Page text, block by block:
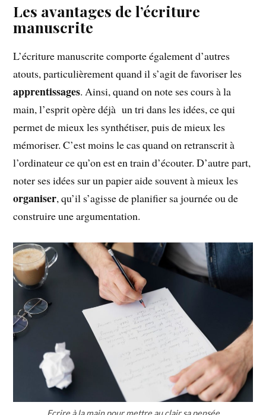
Les avantages de l’écriture
manuscrite
L’écriture manuscrite comporte également d’autres
atouts, particulièrement quand il s’agit de favoriser les
apprentissages. Ainsi, quand on note ses cours à la
main, l’esprit opère déjà un tri dans les idées, ce qui
permet de mieux les synthétiser, puis de mieux les
mémoriser. C’est moins le cas quand on retranscrit à
l’ordinateur ce qu’on est en train d’écouter. D’autre part,
noter ses idées sur un papier aide souvent à mieux les
organiser, qu’il s’agisse de planifier sa journée ou de
construire une argumentation.
Ecrire à la main pour mettre au clair sa pensée